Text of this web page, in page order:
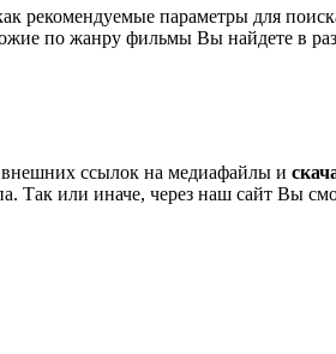
рекомендуемые параметры для
по жанру фильмы Вы найдете в
ссылок на медиафайлы и
Так или иначе, через наш сайт Вы